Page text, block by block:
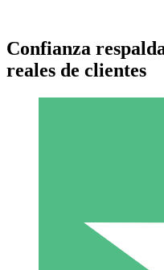
Paquetes de
Paga según el uso con
Confianza
reales de clientes